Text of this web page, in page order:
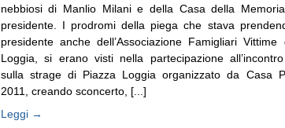
nebbiosi di Manlio Milani e della Casa della
presidente. I prodromi della piega che stava
presidente anche dell’Associazione Famigliari Vittime
Loggia, si erano visti nella partecipazione
sulla strage di Piazza Loggia organizzato da Casa
2011, creando sconcerto, [...]
Leggi →